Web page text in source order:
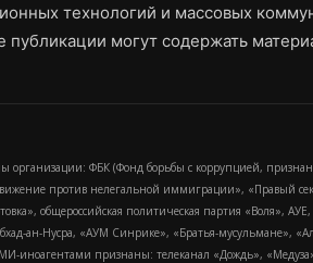
технологий и массовых
публикации могут содержать
организации: ФБК (Фонд борьбы с коррупцией,
против нелегальной иммиграции»,
общероссийская политическая партия
ан-Нусра, «АУМ Синрике», «Братья-мусульмане»,
иноагентами признаны: телеканал «Дождь»,